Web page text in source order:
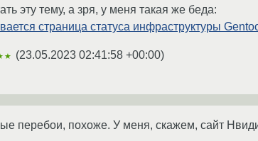
эту тему, а зря, у меня такая же беда:
страница статуса инфраструктуры
(23.05.2023 02:41:58 +00:00)
перебои, похоже. У меня, скажем, сайт